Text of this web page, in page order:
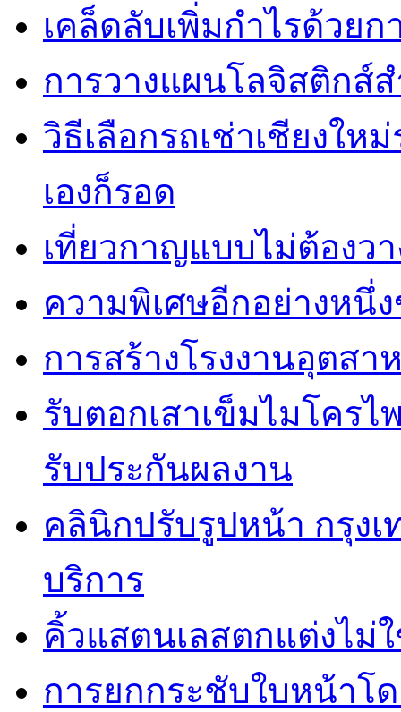
เคล็ดลับเพิ่มกำไรด้วย
การวางแผนโลจิสติกส์
วิธีเลือกรถเช่าเชียงให
เองก็รอด
เที่ยวกาญแบบไม่ต้องว
ความพิเศษอีกอย่างหนึ่
การสร้างโรงงานอุตสา
รับตอกเสาเข็มไมโคร
รับประกันผลงาน
คลินิกปรับรูปหน้า กรุง
บริการ
คิ้วแสตนเลสตกแต่งไม่
การยกกระชับใบหน้าโ